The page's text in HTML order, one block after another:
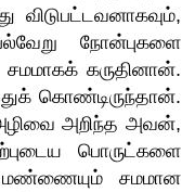
விடுபட்டவனாகவும்,
நோன்புகளை
கருதினான்.
கொண்டிருந்தான்.
அறிந்த அவன்,
பொருட்களை
மண்ணையும் சமமான